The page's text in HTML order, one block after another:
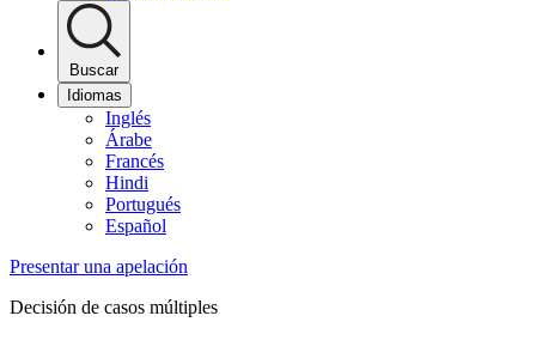
Buscar
Idiomas
Inglés
Árabe
Francés
Hindi
Portugués
Español
Presentar una apelación
Decisión de casos múltiples